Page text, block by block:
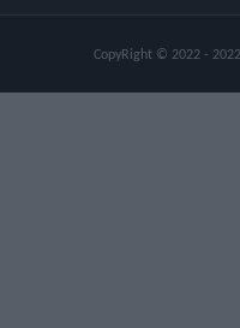
CopyRight © 2022 -